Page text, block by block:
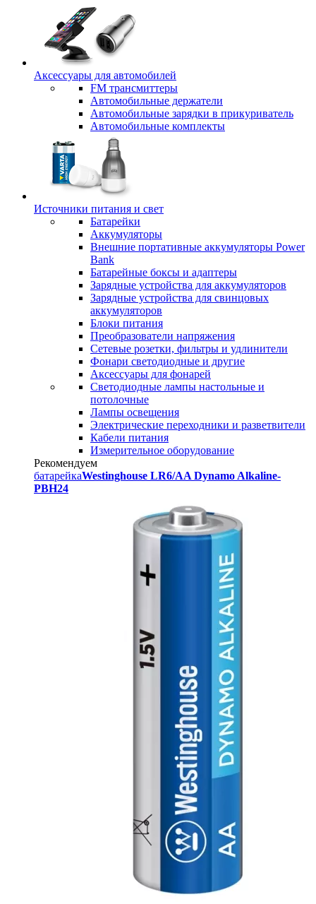
Аксессуары для автомобилей
FM трансмиттеры
Автомобильные держатели
Автомобильные зарядки в прикуриватель
Автомобильные комплекты
Источники питания и свет
Батарейки
Аккумуляторы
Внешние портативные аккумуляторы Power
Bank
Батарейные боксы и адаптеры
Зарядные устройства для аккумуляторов
Зарядные устройства для свинцовых
аккумуляторов
Блоки питания
Преобразователи напряжения
Сетевые розетки, фильтры и удлинители
Фонари светодиодные и другие
Аксессуары для фонарей
Светодиодные лампы настольные и
потолочные
Лампы освещения
Электрические переходники и разветвители
Кабели питания
Измерительное оборудование
Рекомендуем
батарейкаWestinghouse LR6/AA Dynamo Alkaline-
PBH24